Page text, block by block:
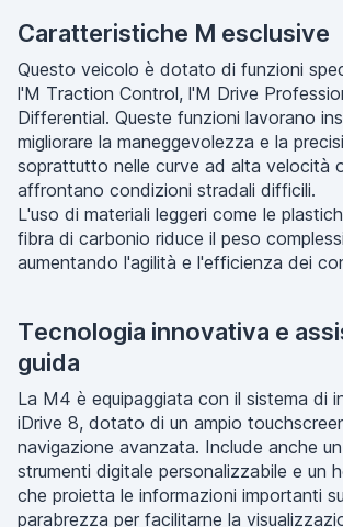
Caratteristiche M esclusive
Questo veicolo è dotato di funzioni
l'M Traction Control, l'M Drive
Differential. Queste funzioni lavorano
migliorare la maneggevolezza e la
soprattutto nelle curve ad alta velocità
affrontano condizioni stradali difficili.
L'uso di materiali leggeri come le
fibra di carbonio riduce il peso
aumentando l'agilità e l'efficienza dei
Tecnologia innovativa e
guida
La M4 è equipaggiata con il sistema di
iDrive 8, dotato di un ampio
navigazione avanzata. Include anche
strumenti digitale personalizzabile e un
che proietta le informazioni importanti
parabrezza per facilitarne la